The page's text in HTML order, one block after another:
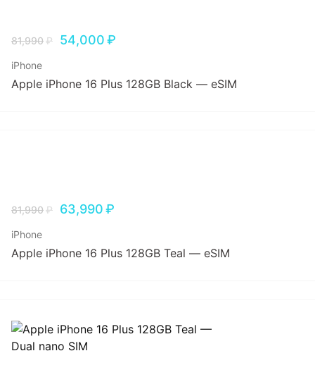
81,990₽ 54,000₽
iPhone
Apple iPhone 16 Plus 128GB Black — eSIM
81,990₽ 63,990₽
iPhone
Apple iPhone 16 Plus 128GB Teal — eSIM